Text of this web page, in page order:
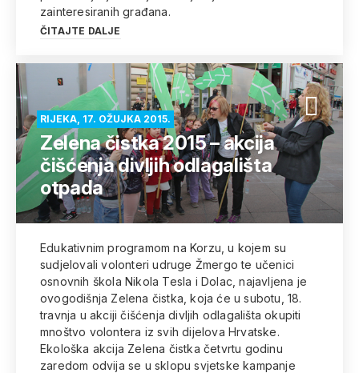
zainteresiranih građana.
ČITAJTE DALJE
RIJEKA, 17. OŽUJKA 2015.
Zelena čistka 2015 – akcija
čišćenja divljih odlagališta
otpada
Edukativnim programom na Korzu, u kojem su
sudjelovali volonteri udruge Žmergo te učenici
osnovnih škola Nikola Tesla i Dolac, najavljena je
ovogodišnja Zelena čistka, koja će u subotu, 18.
travnja u akciji čišćenja divljih odlagališta okupiti
mnoštvo volontera iz svih dijelova Hrvatske.
Ekološka akcija Zelena čistka četvrtu godinu
zaredom odvija se u sklopu svjetske kampanje